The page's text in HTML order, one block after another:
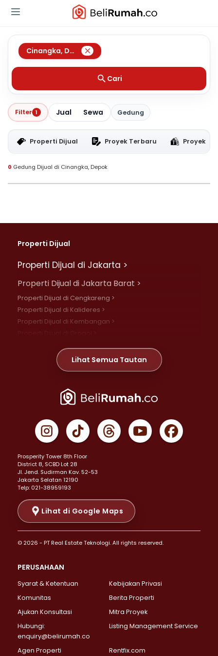
Cinangka, Depok
Cari
Filter 1 Jual Sewa Gedung
Properti Dijual Proyek Terbaru Proyek
0 Gedung Dijual di Cinangka, Depok
Properti Dijual
Properti Dijual di Jakarta >
Properti Dijual di Jakarta Barat >
Properti Dijual di Cengkareng >
Properti Dijual di Kalideres >
Properti Dijual di Kembangan >
Properti Dijual di Meruya >
Properti Dijual di Jelambar >
Properti Dijual di Jakarta Pusat >
Properti Dijual di Gambir >
Properti Dijual di Johar Baru >
Properti Dijual di Menteng >
Properti Dijual di Senen >
Properti Dijual di Tanah Abang >
Properti Dijual di Cikini >
Properti Dijual di Kramat >
Properti Dijual di Pasar Baru >
Properti Dijual di Bendungan Hilir >
Properti Dijual di Jakarta Selatan >
Properti Dijual di Lebak Bulus >
Properti Dijual di Gandaria Selatan >
Properti Dijual di Pondok Labu >
Properti Dijual di Lenteng Agung >
Properti Dijual di Senayan >
Properti Dijual di Pondok Pinang >
Lihat Semua Tautan
Prosperity Tower 8th Floor
District 8, SCBD Lot 28
JI. Jend. Sudirman Kav. 52-53
Jakarta Selatan 12190
Telp: 021-38959193
Lihat di Google Maps
© 2026 - PT Real Estate Teknologi. All rights reserved.
PERUSAHAAN
Syarat & Ketentuan
Kebijakan Privasi
Komunitas
Berita Properti
Ajukan Konsultasi
Mitra Proyek
Hubungi:
enquiry@belirumah.co
Listing Management Service
Agen Properti Rentfix.com